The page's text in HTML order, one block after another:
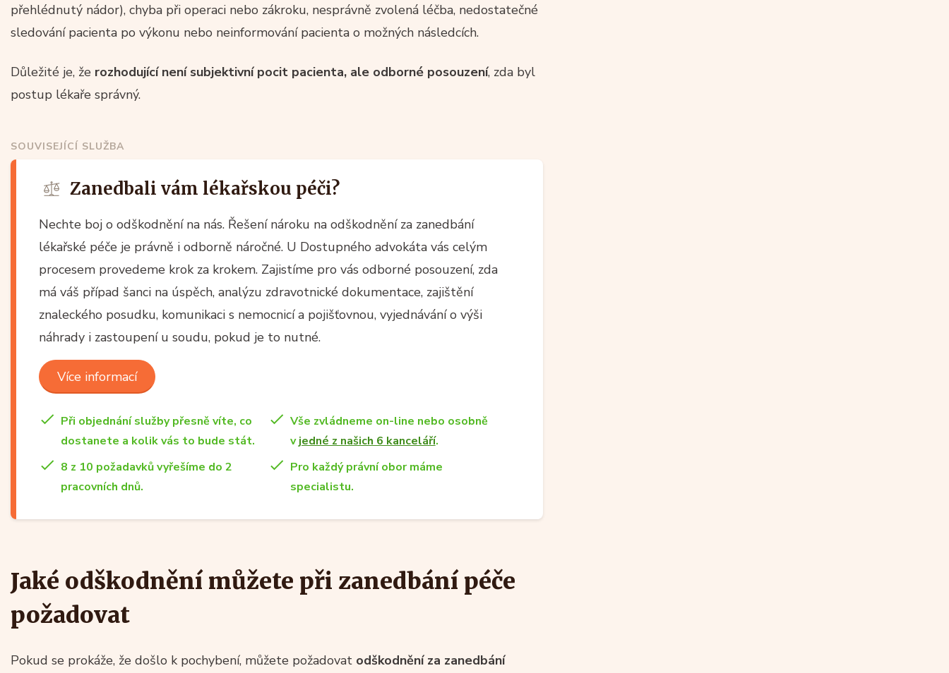
přehlédnutý nádor), chyba při operaci nebo zákroku, nesprávně zvolená léčba, nedostatečné
sledování pacienta po výkonu nebo neinformování pacienta o možných následcích.
Důležité je, že rozhodující není subjektivní pocit pacienta, ale odborné posouzení, zda byl
postup lékaře správný.
SOUVISEJÍCÍ SLUŽBA
Zanedbali vám lékařskou péči?
Nechte boj o odškodnění na nás. Řešení nároku na odškodnění za zanedbání
lékařské péče je právně i odborně náročné. U Dostupného advokáta vás celým
procesem provedeme krok za krokem. Zajistíme pro vás odborné posouzení, zda
má váš případ šanci na úspěch, analýzu zdravotnické dokumentace, zajištění
znaleckého posudku, komunikaci s nemocnicí a pojišťovnou, vyjednávání o výši
náhrady i zastoupení u soudu, pokud je to nutné.
Více informací
Při objednání služby přesně víte, co
dostanete a kolik vás to bude stát.
Vše zvládneme on-line nebo osobně
vjedné z našich 6 kanceláří.
8 z 10 požadavků vyřešíme do 2
pracovních dnů.
Pro každý právní obor máme
specialistu.
Jaké odškodnění můžete při zanedbání péče
požadovat
Pokud se prokáže, že došlo k pochybení, můžete požadovat odškodnění za zanedbání